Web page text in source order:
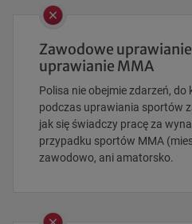
Zawodowe
uprawianie MMA
Polisa nie obejmie zdarzeń,
podczas uprawiania sportów
jak się świadczy pracę za
przypadku sportów MMA
zawodowo, ani amatorsko.